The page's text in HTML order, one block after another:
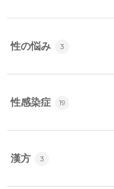
性の悩み 3
性感染症 19
漢方 3